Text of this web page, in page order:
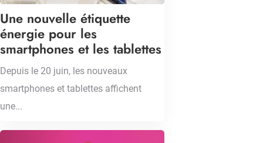
Une nouvelle étiquette
énergie pour les
smartphones et les tablettes
Depuis le 20 juin, les nouveaux
smartphones et tablettes affichent
une...